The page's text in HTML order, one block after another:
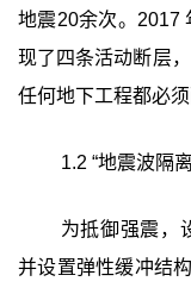
地震20余次。2017
现了四条活动断层
任何地下工程都必
1.2 “地震波隔
为抵御强震，
并设置弹性缓冲结